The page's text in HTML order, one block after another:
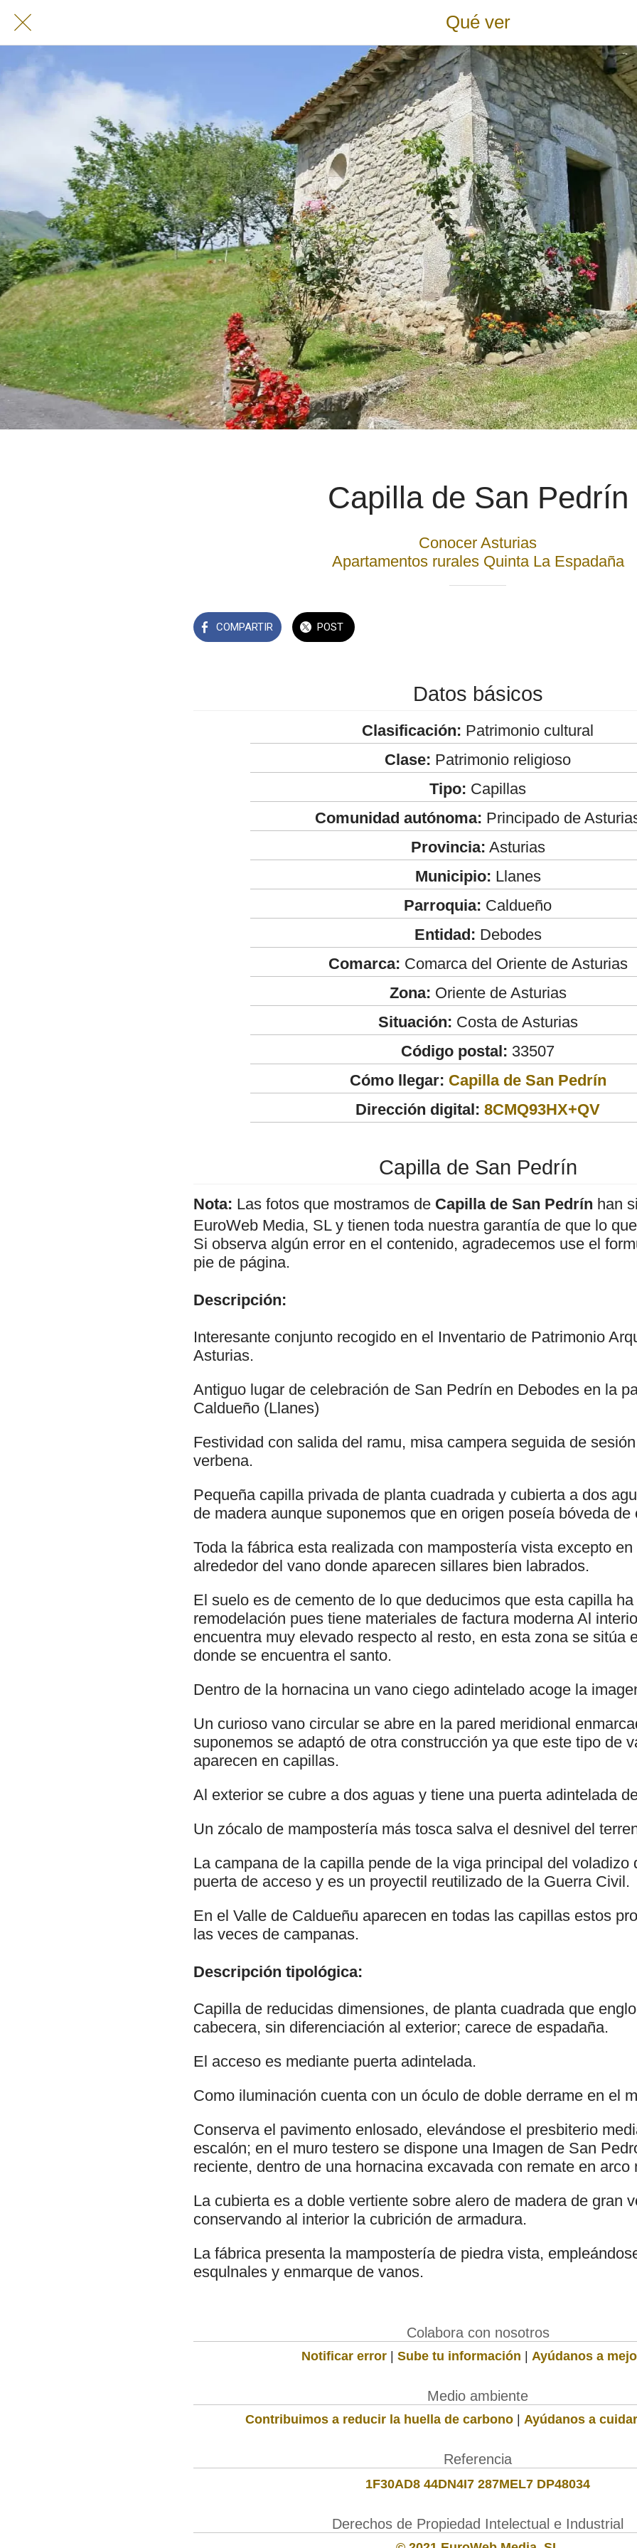
Qué ver
Capilla de San Pedrín
Conocer Asturias
Apartamentos rurales Quinta La Espadaña
COMPARTIR POST
Datos básicos
Clasificación: Patrimonio cultural
Clase: Patrimonio religioso
Tipo: Capillas
Comunidad autónoma: Principado de
Provincia: Asturias
Municipio: Llanes
Parroquia: Caldueño
Entidad: Debodes
Comarca: Comarca del Oriente de Asturias
Zona: Oriente de Asturias
Situación: Costa de Asturias
Código postal: 33507
Cómo llegar: Capilla de San Pedrín
Dirección digital: 8CMQ93HX+QV
Capilla de San Pedrín
Nota: Las fotos que mostramos de Capilla de San Pedrín han
EuroWeb Media, SL y tienen toda nuestra garantía de que lo
Si observa algún error en el contenido, agradecemos use el
pie de página.
Descripción:
Interesante conjunto recogido en el Inventario de Patrimonio
Asturias.
Antiguo lugar de celebración de San Pedrín en Debodes en la
Caldueño (Llanes)
Festividad con salida del ramu, misa campera seguida de
verbena.
Pequeña capilla privada de planta cuadrada y cubierta a dos
de madera aunque suponemos que en origen poseía bóveda de
Toda la fábrica esta realizada con mampostería vista excepto
alrededor del vano donde aparecen sillares bien labrados.
El suelo es de cemento de lo que deducimos que esta capilla
remodelación pues tiene materiales de factura moderna Al
encuentra muy elevado respecto al resto, en esta zona se sitúa
donde se encuentra el santo.
Dentro de la hornacina un vano ciego adintelado acoge la
Un curioso vano circular se abre en la pared meridional
suponemos se adaptó de otra construcción ya que este tipo de
aparecen en capillas.
Al exterior se cubre a dos aguas y tiene una puerta adintelada
Un zócalo de mampostería más tosca salva el desnivel del
La campana de la capilla pende de la viga principal del voladizo
puerta de acceso y es un proyectil reutilizado de la Guerra Civil.
En el Valle de Caldueñu aparecen en todas las capillas estos
las veces de campanas.
Descripción tipológica:
Capilla de reducidas dimensiones, de planta cuadrada que
cabecera, sin diferenciación al exterior; carece de espadaña.
El acceso es mediante puerta adintelada.
Como iluminación cuenta con un óculo de doble derrame en el
Conserva el pavimento enlosado, elevándose el presbiterio
escalón; en el muro testero se dispone una Imagen de San
reciente, dentro de una hornacina excavada con remate en arco
La cubierta es a doble vertiente sobre alero de madera de gran
conservando al interior la cubrición de armadura.
La fábrica presenta la mampostería de piedra vista,
esqulnales y enmarque de vanos.
Colabora con nosotros
Notificar error | Sube tu información | Ayúdanos a
Medio ambiente
Contribuimos a reducir la huella de carbono | Ayúdanos a
Referencia
1F30AD8 44DN4I7 287MEL7 DP48034
Derechos de Propiedad Intelectual e Industrial